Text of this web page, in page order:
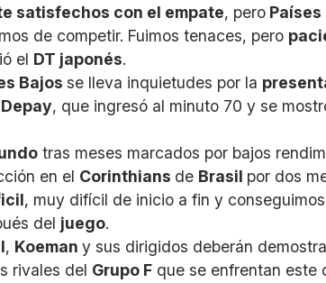
satisfechos con el empate, pero Países
de competir. Fuimos tenaces, pero
el DT japonés.
Bajosse lleva inquietudes por la
, que ingresó al minuto 70 y se
tras meses marcados por bajos
en el Corinthians de Brasil por dos
, muy difícil de inicio a fin y
del juego.
, Koemany sus dirigidos deberán
rivales del Grupo F que se enfrentan este